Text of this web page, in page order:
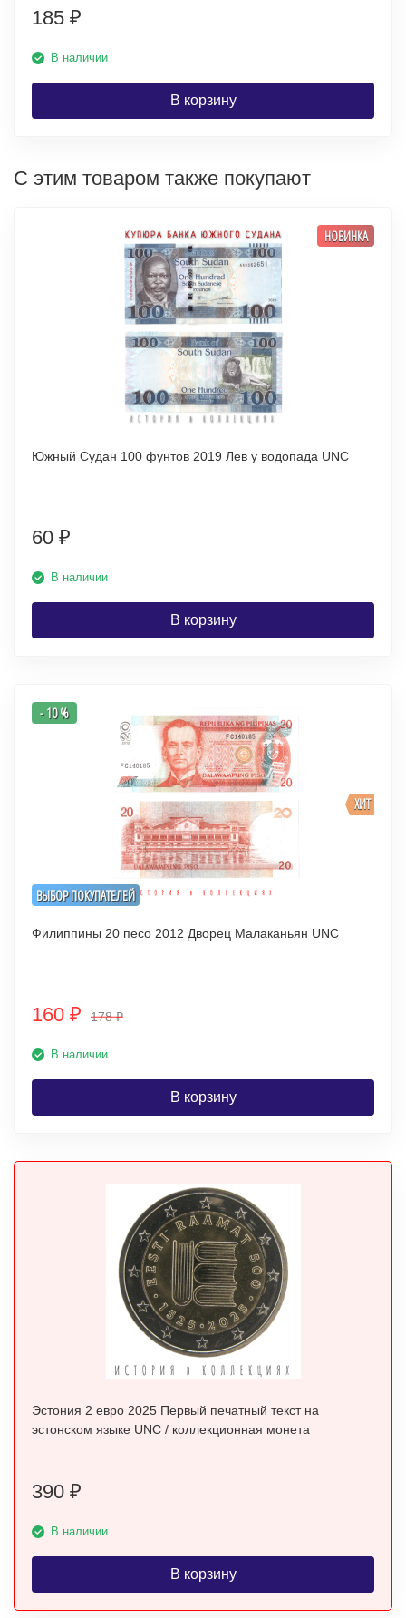
185 ₽
В наличии
В корзину
С этим товаром также покупают
НОВИНКА
Южный Судан 100 фунтов 2019 Лев у водопада UNC
60 ₽
В наличии
В корзину
ВЫБОР ПОКУПАТЕЛЕЙ
ХИТ
- 10 %
Филиппины 20 песо 2012 Дворец Малаканьян UNC
160 ₽ 178₽
В наличии
В корзину
Эстония 2 евро 2025 Первый печатный текст на
эстонском языке UNC / коллекционная монета
390 ₽
В наличии
В корзину